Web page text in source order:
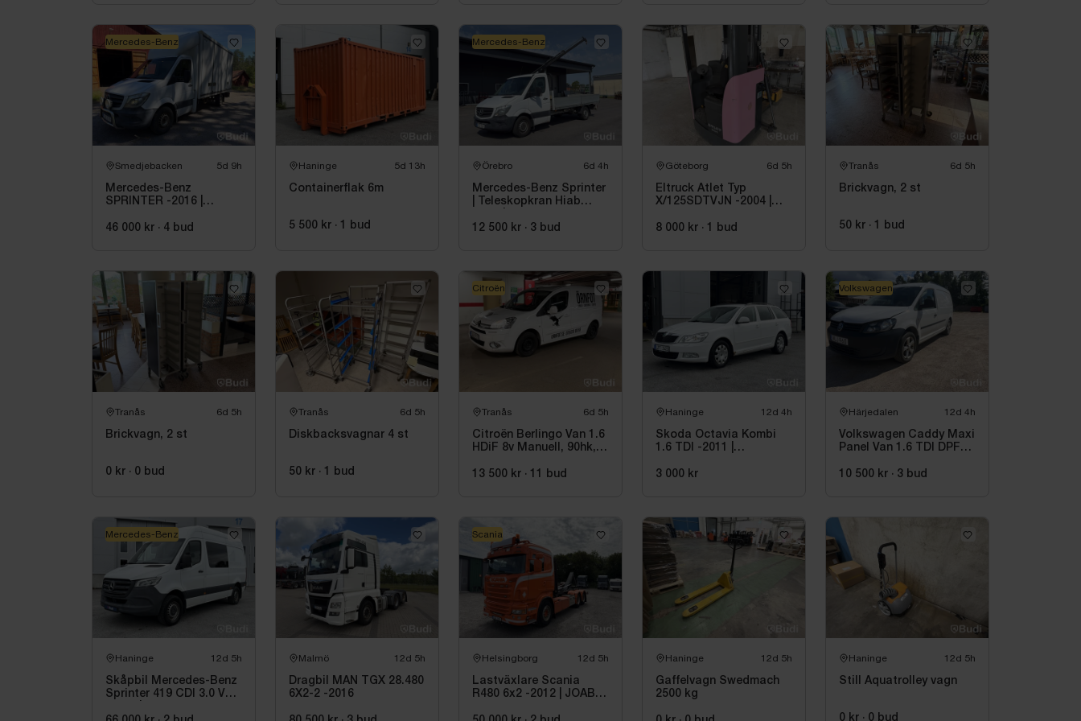
Smedjebacken 5d 9h
Mercedes-Benz
SPRINTER -2016 |
46 000 kr · 4 bud
Mercedes-Benz
Haninge 5d 13h
Containerflak 6m
5 500 kr · 1 bud
Örebro 6d 4h
Mercedes-Benz Sprinter
| Teleskopkran Hiab
12 500 kr · 3 bud
Mercedes-Benz
Göteborg 6d 5h
Eltruck Atlet Typ
X/125SDTVJN -2004 |
8 000 kr · 1 bud
Tranås 6d 5h
Brickvagn, 2 st
50 kr · 1 bud
Tranås 6d 5h
Brickvagn, 2 st
0 kr · 0 bud
Tranås 6d 5h
Diskbacksvagnar 4 st
50 kr · 1 bud
Tranås 6d 5h
Citroën Berlingo Van 1.6
HDiF 8v Manuell, 90hk,
13 500 kr · 11 bud
Citroën
Haninge 12d 4h
Skoda Octavia Kombi
1.6 TDI -2011 |
3 000 kr
Härjedalen 12d 4h
Volkswagen Caddy Maxi
Panel Van 1.6 TDI DPF
2015
10 500 kr · 3 bud
Volkswagen
Haninge 12d 5h
Skåpbil Mercedes-Benz
Sprinter 419 CDI 3.0 V6
Mercedes-Benz
Malmö 12d 5h
Dragbil MAN TGX 28.480
6X2-2 -2016
Helsingborg 12d 5h
Lastväxlare Scania
R480 6x2 -2012 | JOAB
Scania
Haninge 12d 5h
Gaffelvagn Swedmach
2500 kg
Haninge 12d 5h
Still Aquatrolley vagn
0 kr · 0 bud